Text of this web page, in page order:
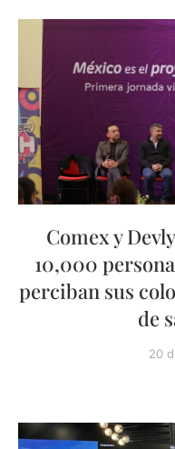
Comex y
10,000
perciban sus
de
20